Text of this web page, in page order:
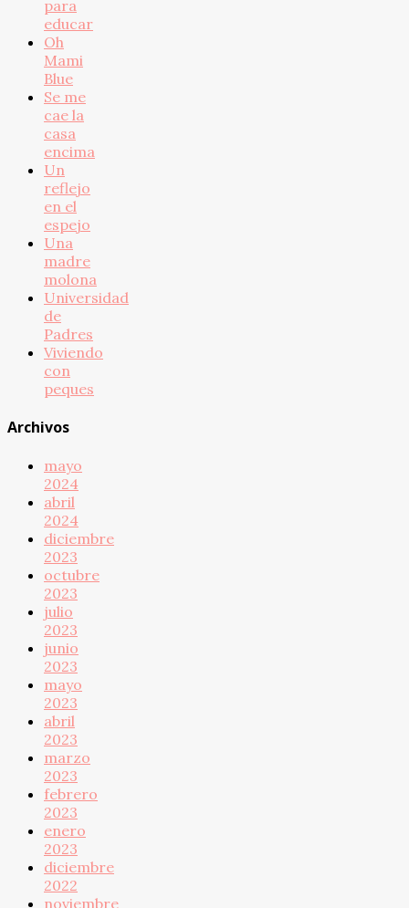
para
educar
Oh
Mami
Blue
Se me
cae la
casa
encima
Un
reflejo
en el
espejo
Una
madre
molona
Universidad
de
Padres
Viviendo
con
peques
Archivos
mayo
2024
abril
2024
diciembre
2023
octubre
2023
julio
2023
junio
2023
mayo
2023
abril
2023
marzo
2023
febrero
2023
enero
2023
diciembre
2022
noviembre